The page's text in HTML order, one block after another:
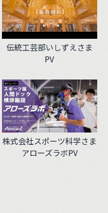
伝統工芸部いしずえさま
PV
株式会社スポーツ科学さま
アローズラボPV